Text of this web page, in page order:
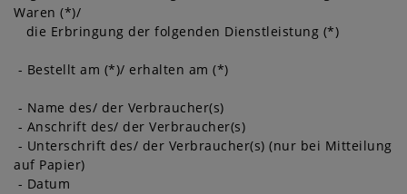
Waren (*)/
die Erbringung der folgenden Dienstleistung (*)
- Bestellt am (*)/ erhalten am (*)
- Name des/ der Verbraucher(s)
- Anschrift des/ der Verbraucher(s)
- Unterschrift des/ der Verbraucher(s) (nur bei Mitteilung
auf Papier)
- Datum